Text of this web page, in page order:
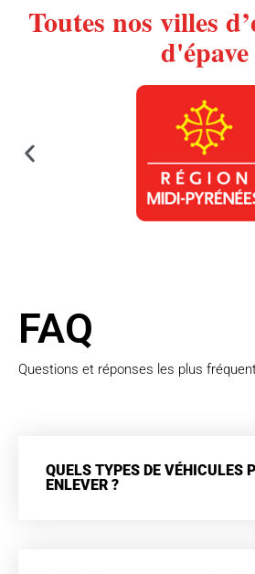
Toutes nos villes
d'épave
FAQ
Questions et réponses les plus
QUELS TYPES DE VÉHICULES
ENLEVER ?